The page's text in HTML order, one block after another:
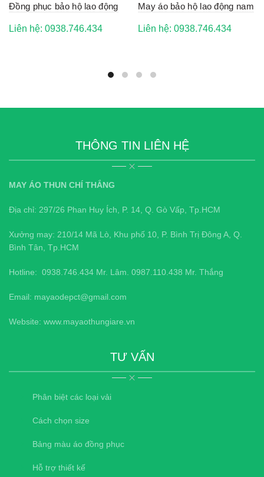
Đồng phục bảo hộ lao động
Liên hệ: 0938.746.434
May áo bảo hộ lao động nam
Liên hệ: 0938.746.434
THÔNG TIN LIÊN HỆ
MAY ÁO THUN CHÍ THẮNG
Địa chỉ: 297/26 Phan Huy Ích, P. 14, Q. Gò Vấp, Tp.HCM
Xưởng may: 210/14 Mã Lò, Khu phố 10, P. Bình Trị Đông A, Q.
Bình Tân, Tp.HCM
Hotline: 0938.746.434 Mr. Lâm. 0987.110.438 Mr. Thắng
Email: mayaodepct@gmail.com
Website: www.mayaothungiare.vn
TƯ VẤN
Phân biệt các loại vải
Cách chọn size
Bảng màu áo đồng phục
Hỗ trợ thiết kế